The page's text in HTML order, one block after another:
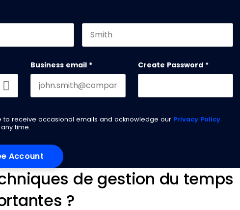
Business email * Create Password *
to receive occasional emails and acknowledge our Privacy Policy.
time.
de gestion du temps
?